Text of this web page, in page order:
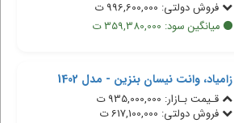
فروش دولتی: 996,600,000 ت
میانگین سود: 359,380,000 ت
زامیاد، وانت نیسان بنزین - مدل 1402
قـیمت بـازار: 935,000,000 ت
فروش دولتی: 617,100,000 ت